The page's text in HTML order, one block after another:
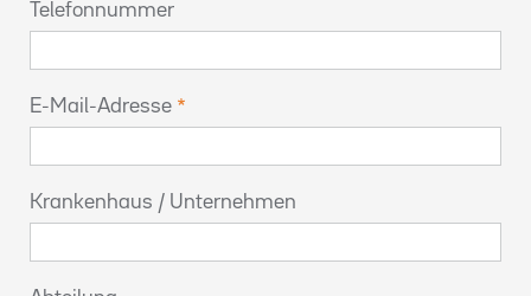
Telefonnummer
E-Mail-Adresse
Krankenhaus / Unternehmen